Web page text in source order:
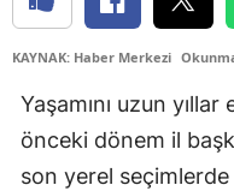
KAYNAK: Haber Merkezi
Yaşamını uzun
önceki dönem il
son yerel